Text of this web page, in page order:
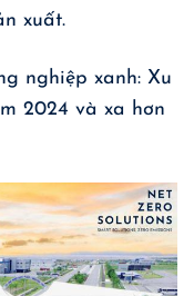
xuất.
nghiệp xanh: Xu
2024 và xa hơn